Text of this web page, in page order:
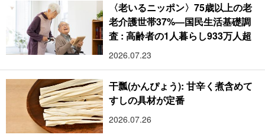
〈老いるニッポン〉75歳以上の老
老介護世帯37%―国民生活基礎調
査 : 高齢者の1人暮らし933万人超
2026.07.23
干瓢(かんぴょう): 甘辛く煮含めて
すしの具材が定番
2026.07.26